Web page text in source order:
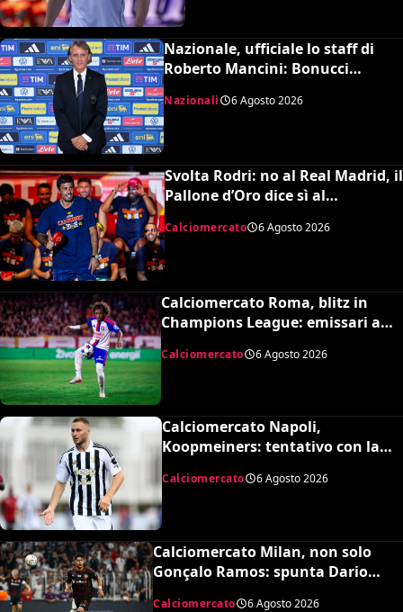
Nazionale, ufficiale lo staff di
Roberto Mancini: Bonucci
Nazionali 6 Agosto 2026
Svolta Rodri: no al Real Madrid, il
Pallone d’Oro dice sì al
Barcellona per 50 milioni
Calciomercato 6 Agosto 2026
Calciomercato Roma, blitz in
Champions League: emissari a
Calciomercato 6 Agosto 2026
Calciomercato Napoli,
Koopmeiners: tentativo con la
Calciomercato 6 Agosto 2026
Calciomercato Milan, non solo
Gonçalo Ramos: spunta Dario
Calciomercato 6 Agosto 2026